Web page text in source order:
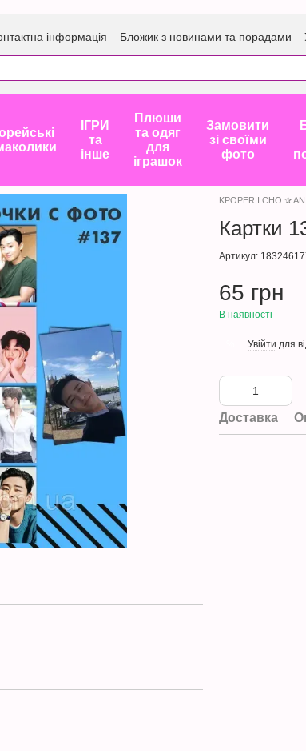
інформація Бложик з новинами та порадами
ІГРИ
та
інше
Плюши
та одяг
для
іграшок
Замовити
зі своїми
фото
KPOPER I CHO ✰
Картки
Артикул:
65 грн
В наявності
Увійти для
Доставка